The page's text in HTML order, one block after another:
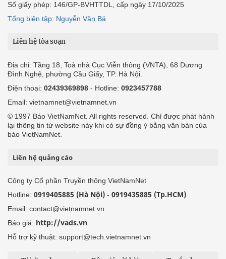
Số giấy phép: 146/GP-BVHTTDL, cấp ngày 17/10/2025
Tổng biên tập: Nguyễn Văn Bá
Liên hệ tòa soạn
Địa chỉ: Tầng 18, Toà nhà Cục Viễn thông (VNTA), 68 Dương
Đình Nghệ, phường Cầu Giấy, TP. Hà Nội.
Điện thoại: 02439369898 - Hotline: 0923457788
Email: vietnamnet@vietnamnet.vn
© 1997 Báo VietNamNet. All rights reserved. Chỉ được phát hành
lại thông tin từ website này khi có sự đồng ý bằng văn bản của
báo VietNamNet.
Liên hệ quảng cáo
Công ty Cổ phần Truyền thông VietNamNet
Hotline: 0919405885 (Hà Nội) - 0919435885 (Tp.HCM)
Email: contact@vietnamnet.vn
Báo giá: http://vads.vn
Hỗ trợ kỹ thuật: support@tech.vietnamnet.vn